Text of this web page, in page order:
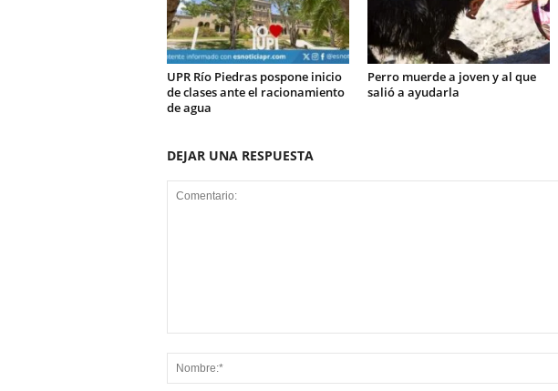
UPR Río Piedras pospone inicio
de clases ante el racionamiento
de agua
Perro muerde a joven y al que
salió a ayudarla
DEJAR UNA RESPUESTA